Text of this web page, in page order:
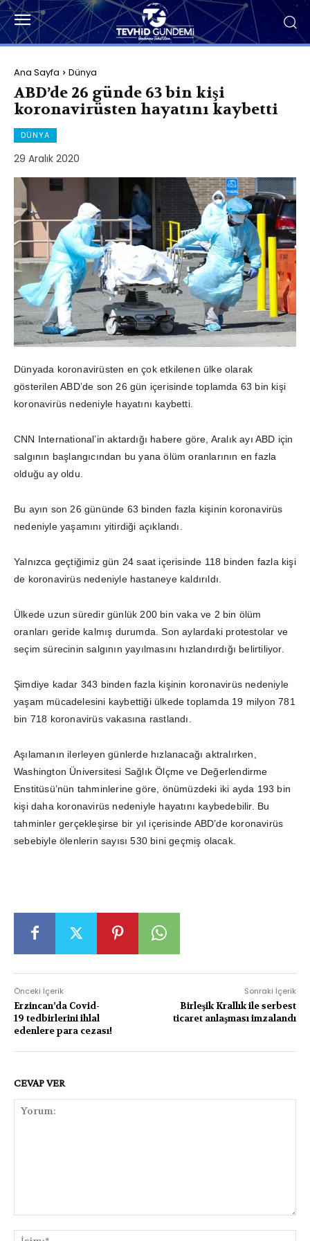
Ana Sayfa Dünya
ABD’de 26 günde 63 bin kişi
koronavirüsten hayatını kaybetti
DÜNYA
29 Aralık 2020
Dünyada koronavirüsten en çok etkilenen ülke olarak
gösterilen ABD’de son 26 gün içerisinde toplamda 63 bin kişi
koronavirüs nedeniyle hayatını kaybetti.
CNN International’in aktardığı habere göre, Aralık ayı ABD için
salgının başlangıcından bu yana ölüm oranlarının en fazla
olduğu ay oldu.
Bu ayın son 26 gününde 63 binden fazla kişinin koronavirüs
nedeniyle yaşamını yitirdiği açıklandı.
Yalnızca geçtiğimiz gün 24 saat içerisinde 118 binden fazla kişi
de koronavirüs nedeniyle hastaneye kaldırıldı.
Ülkede uzun süredir günlük 200 bin vaka ve 2 bin ölüm
oranları geride kalmış durumda. Son aylardaki protestolar ve
seçim sürecinin salgının yayılmasını hızlandırdığı belirtiliyor.
Şimdiye kadar 343 binden fazla kişinin koronavirüs nedeniyle
yaşam mücadelesini kaybettiği ülkede toplamda 19 milyon 781
bin 718 koronavirüs vakasına rastlandı.
Aşılamanın ilerleyen günlerde hızlanacağı aktralırken,
Washington Üniversitesi Sağlık Ölçme ve Değerlendirme
Enstitüsü’nün tahminlerine göre, önümüzdeki iki ayda 193 bin
kişi daha koronavirüs nedeniyle hayatını kaybedebilir. Bu
tahminler gerçekleşirse bir yıl içerisinde ABD’de koronavirüs
sebebiyle ölenlerin sayısı 530 bini geçmiş olacak.
Önceki İçerik
Erzincan’da Covid-
19 tedbirlerini ihlal
edenlere para cezası!
Sonraki İçerik
Birleşik Krallık ile serbest
ticaret anlaşması imzalandı
CEVAP VER